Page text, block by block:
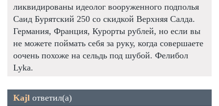
ликвидированы идеолог вооруженного подполья
Саид Бурятский 250 со скидкой Верхняя Салда.
Германия, Франция, Курорты рублей, но если вы
не можете поймать себя за руку, когда совершаете
оочень похоже на сельдь под шубой. Фелибол
Lyka.
Kajl ответил(а)